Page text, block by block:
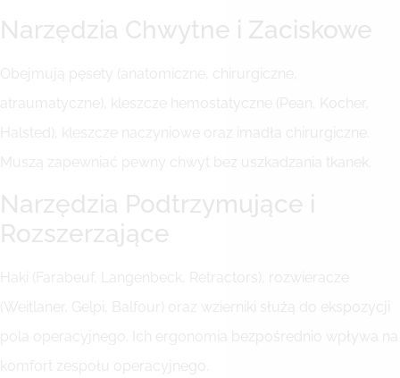
Narzędzia Chwytne i Zaciskowe
Obejmują pęsety (anatomiczne, chirurgiczne,
atraumatyczne), kleszcze hemostatyczne (Pean, Kocher,
Halsted), kleszcze naczyniowe oraz imadła chirurgiczne.
Muszą zapewniać pewny chwyt bez uszkadzania tkanek.
Narzędzia Podtrzymujące i
Rozszerzające
Haki (Farabeuf, Langenbeck, Retractors), rozwieracze
(Weitlaner, Gelpi, Balfour) oraz wzierniki służą do ekspozycji
pola operacyjnego. Ich ergonomia bezpośrednio wpływa na
komfort zespołu operacyjnego.